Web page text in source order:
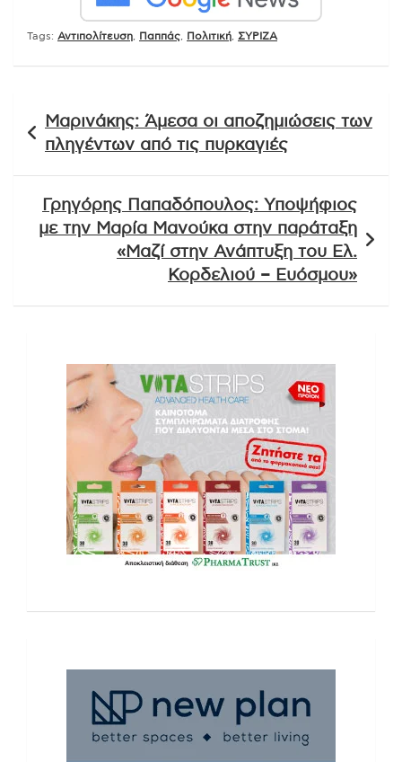
Tags: Αντιπολίτευση Παππάς Πολιτική ΣΥΡΙΖΑ
άρθρων
Μαρινάκης: Άμεσα οι αποζημιώσεις των
πληγέντων από τις πυρκαγιές
Γρηγόρης Παπαδόπουλος: Υποψήφιος
με την Μαρία Μανούκα στην παράταξη
«Μαζί στην Ανάπτυξη του Ελ.
Κορδελιού – Ευόσμου»